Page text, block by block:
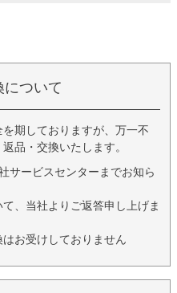
について
期しておりますが、万一不
品・交換いたします。
サービスセンターまでお知ら
、当社よりご返答申し上げま
お受けしておりません